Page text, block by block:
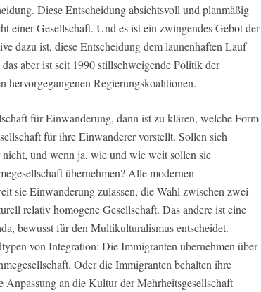
Diese Entscheidung absichtsvoll und planmäßig
einer Gesellschaft. Und es ist ein zwingendes Gebot der
dazu ist, diese Entscheidung dem launenhaften Lauf
aber ist seit 1990 stillschweigende Politik der
hervorgegangenen Regierungskoalitionen.
für Einwanderung, dann ist zu klären, welche Form
für ihre Einwanderer vorstellt. Sollen sich
und wenn ja, wie und wie weit sollen sie
übernehmen? Alle modernen
sie Einwanderung zulassen, die Wahl zwischen zwei
relativ homogene Gesellschaft. Das andere ist eine
bewusst für den Multikulturalismus entscheidet.
von Integration: Die Immigranten übernehmen über
Oder die Immigranten behalten ihre
an die Kultur der Mehrheitsgesellschaft